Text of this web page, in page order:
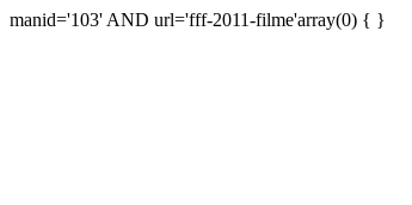
manid='103' AND url='fff-2011-filme'array(0) { }